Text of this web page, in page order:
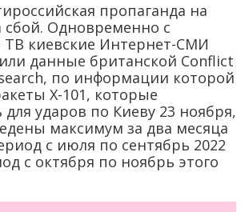
пропаганда на
сбой. Одновременно с
киевские Интернет-СМИ
данные британской Conflict
по информации которой
Х-101, которые
ударов по Киеву 23 ноября,
максимум за два месяца
с июля по сентябрь 2022
с октября по ноябрь этого